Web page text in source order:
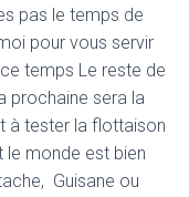
pas le temps de
pour vous servir
temps Le reste de
prochaine sera la
à tester la flottaison
le monde est bien
Guisane ou